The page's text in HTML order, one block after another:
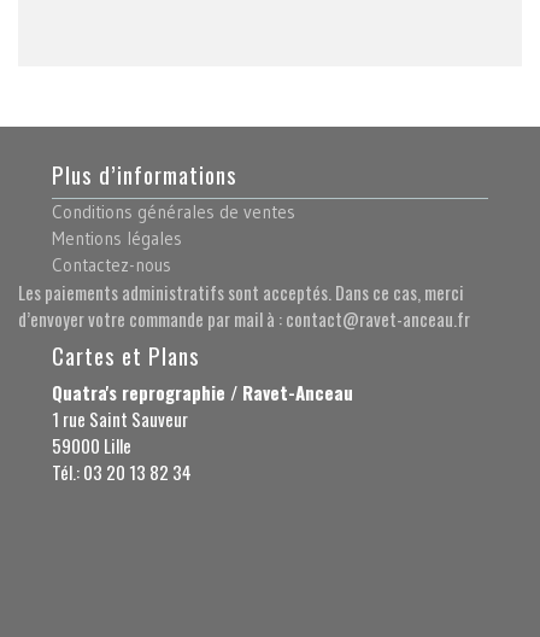
Plus d’informations
Conditions générales de ventes
Mentions légales
Contactez-nous
Les paiements administratifs sont acceptés. Dans ce cas, merci
d’envoyer votre commande par mail à : contact@ravet-anceau.fr
Cartes et Plans
Quatra's reprographie / Ravet-Anceau
1 rue Saint Sauveur
59000 Lille
Tél.: 03 20 13 82 34